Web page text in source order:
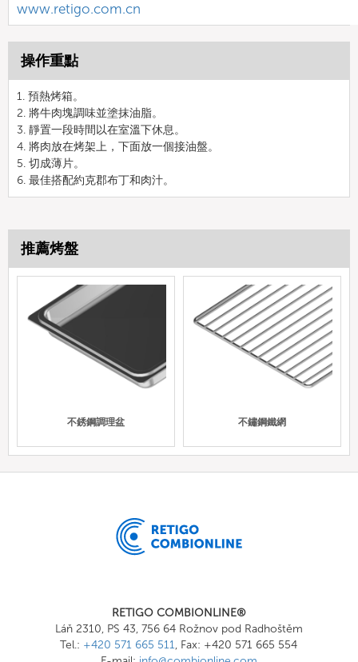
www.retigo.com.cn
操作重點
1. 預熱烤箱。
2. 將牛肉塊調味並塗抹油脂。
3. 靜置一段時間以在室溫下休息。
4. 將肉放在烤架上，下面放一個接油盤。
5. 切成薄片。
6. 最佳搭配約克郡布丁和肉汁。
推薦烤盤
不銹鋼調理盆 不鏽鋼鐵網
RETIGO COMBIONLINE®
Láň 2310, PS 43, 756 64 Rožnov pod Radhoštěm
Tel.: +420 571 665 511, Fax: +420 571 665 554